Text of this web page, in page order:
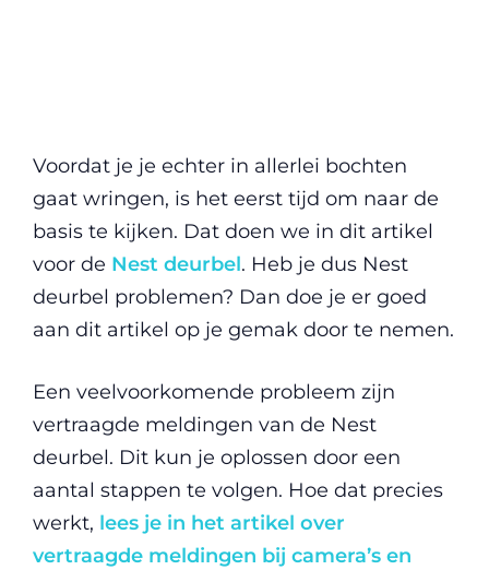
Voordat je je echter in allerlei bochten
gaat wringen, is het eerst tijd om naar de
basis te kijken. Dat doen we in dit artikel
voor de Nest deurbel. Heb je dus Nest
deurbel problemen? Dan doe je er goed
aan dit artikel op je gemak door te nemen.
Een veelvoorkomende probleem zijn
vertraagde meldingen van de Nest
deurbel. Dit kun je oplossen door een
aantal stappen te volgen. Hoe dat precies
werkt, lees je in het artikel over
vertraagde meldingen bij camera’s en